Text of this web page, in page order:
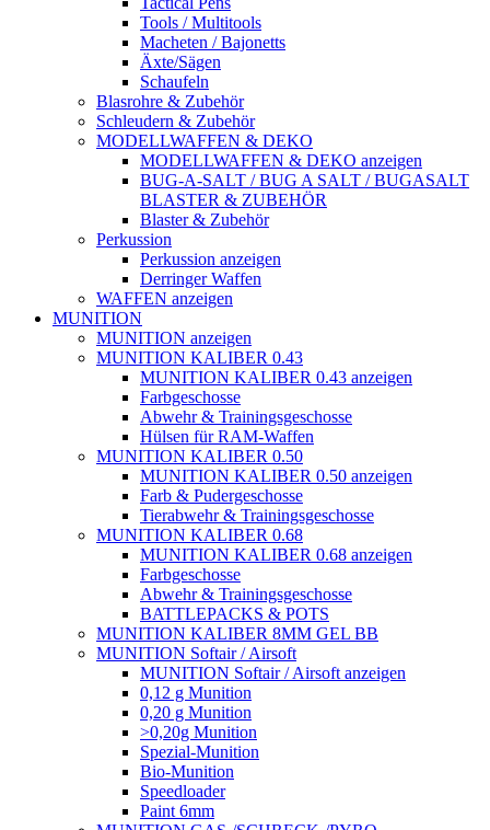
Tools / Multitools
Macheten / Bajonetts
Äxte/Sägen
Schaufeln
Blasrohre & Zubehör
Schleudern & Zubehör
MODELLWAFFEN & DEKO
MODELLWAFFEN & DEKO anzeigen
BUG-A-SALT / BUG A SALT / BUGASALT
BLASTER & ZUBEHÖR
Blaster & Zubehör
Perkussion
Perkussion anzeigen
Derringer Waffen
WAFFEN anzeigen
MUNITION
MUNITION anzeigen
MUNITION KALIBER 0.43
MUNITION KALIBER 0.43 anzeigen
Farbgeschosse
Abwehr & Trainingsgeschosse
Hülsen für RAM-Waffen
MUNITION KALIBER 0.50
MUNITION KALIBER 0.50 anzeigen
Farb & Pudergeschosse
Tierabwehr & Trainingsgeschosse
MUNITION KALIBER 0.68
MUNITION KALIBER 0.68 anzeigen
Farbgeschosse
Abwehr & Trainingsgeschosse
BATTLEPACKS & POTS
MUNITION KALIBER 8MM GEL BB
MUNITION Softair / Airsoft
MUNITION Softair / Airsoft anzeigen
0,12 g Munition
0,20 g Munition
>0,20g Munition
Spezial-Munition
Bio-Munition
Speedloader
Paint 6mm